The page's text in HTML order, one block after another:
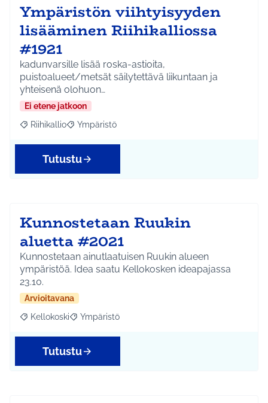
Ympäristön viihtyisyyden
lisääminen Riihikalliossa
#1921
kadunvarsille lisää roska-astioita,
puistoalueet/metsät säilytettävä liikuntaan ja
yhteisenä olohuon…
Ei etene jatkoon
Rajaa tulokset aihepiirin mukaan: Riihikallio
Riihikallio Rajaa tulokset teeman mukaan: Ympäristö
Ympäristö
Tutustu
Kunnostetaan Ruukin
aluetta #2021
Kunnostetaan ainutlaatuisen Ruukin alueen
ympäristöä. Idea saatu Kellokosken ideapajassa
23.10.
Arvioitavana
Rajaa tulokset aihepiirin mukaan: Kellokoski
Kellokoski Rajaa tulokset teeman mukaan: Ympäristö
Ympäristö
Tutustu